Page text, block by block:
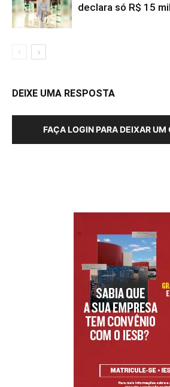
declara só R$ 15
DEIXE UMA RESPOSTA
FAÇA LOGIN PARA DEIXAR UM